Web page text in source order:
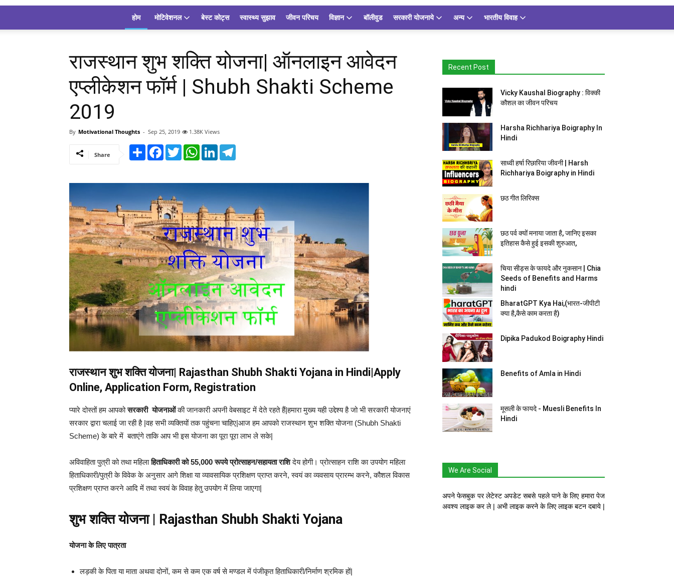
होम मोटिवेशनल बेस्ट कोट्स स्वास्थ्य सुझाव जीवन परिचय विज्ञान बॉलीवुड सरकारी योजनाये अन्य भारतीय विवाह
राजस्थान शुभ शक्ति योजना| ऑनलाइन आवेदन
एप्लीकेशन फॉर्म | Shubh Shakti Scheme
2019
By Motivational Thoughts - Sep 25, 2019 1.38K Views
Share
Share FacebookTwitterWhatsApp
LinkedIn
राजस्थान शुभ शक्ति योजना| Rajasthan Shubh Shakti Yojana in Hindi|Apply
Online, Application Form, Registration
प्यारे दोस्तों हम आपकोसरकारी योजनाओंकी जानकारी अपनी वेबसाइट में देते रहते हैं|हमारा मुख्य यही उद्देश्य है जो भी सरकारी योजनाएं
सरकार द्वारा चलाई जा रही है |वह सभी व्यक्तियों तक पहुंचना चाहिए|आज हम आपको राजस्थान शुभ शक्ति योजना (Shubh Shakti
Scheme) के बारे में बताएंगे ताकि आप भी इस योजना का पूरा पूरा लाभ ले सके|
अविवाहिता पुत्री को तथा महिलाहिताधिकारी को 55,000 रूपये प्रोत्साहन/सहायता राशिदेय होगी। प्रोत्साहन राशि का उपयोग महिला
हिताधिकारी/पुत्री के विवेक के अनुसार आगे शिक्षा या व्यावसायिक प्रशिक्षण प्राप्त करने, स्वयं का व्यवसाय प्रारम्भ करने, कौशल विकास
प्रशिक्षण प्राप्त करने आदि में तथा स्वयं के विवाह हेतु उपयोग में लिया जाएगा|
शुभ शक्ति योजना | Rajasthan Shubh Shakti Yojana
योजना के लिए पात्रता
लड़की के पिता या माता अथवा दोनों, कम से कम एक वर्ष से मण्डल में पंजीकृत हिताधिकारी/निर्माण श्रमिक हों|
Recent Post
Vicky Kaushal Biography : विक्की
कौशल का जीवन परिचय
Harsha Richhariya Boigraphy In
Hindi
साध्वी हर्षा रिछारिया जीवनी | Harsh
Richhariya Boigraphy in Hindi
छठ गीत लिरिक्स
छठ पर्व क्यों मनाया जाता है, जानिए इसका
इतिहास कैसे हुई इसकी शुरुआत,
चिया सीड्स के फायदे और नुकसान | Chia
Seeds of Benefits and Harms
hindi
BharatGPT Kya Hai,(भारत-जीपीटी
क्या है,कैसे काम करता है)
Dipika Padukod Boigraphy Hindi
Benefits of Amla in Hindi
मूसली के फायदे - Muesli Benefits In
Hindi
We Are Social
अपने फेसबुक पर लेटेस्ट अपडेट सबसे पहले पाने के लिए हमारा पेज
अवश्य लाइक कर ले | अभी लाइक करने के लिए लाइक बटन दबाये |